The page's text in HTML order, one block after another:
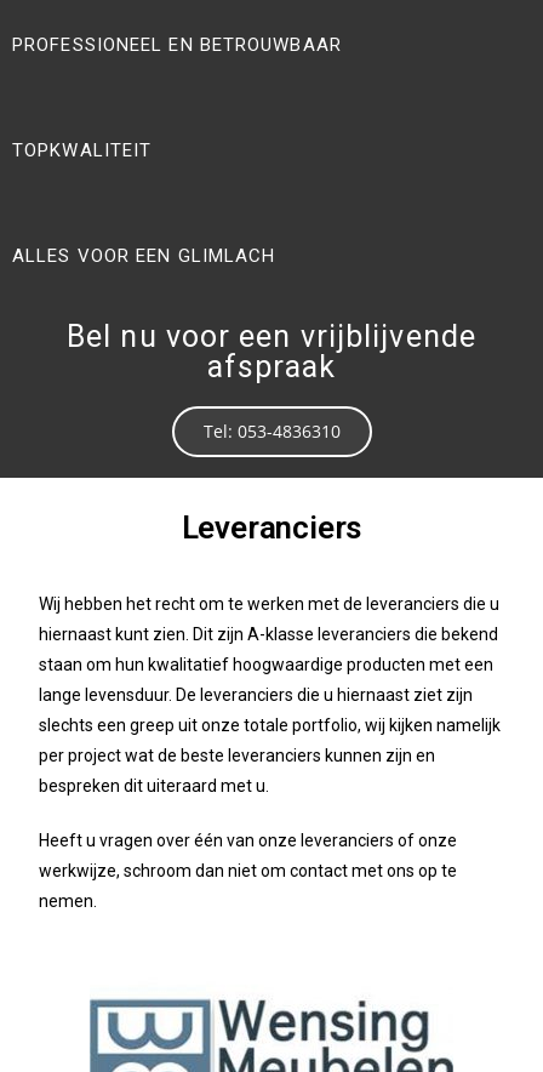
PROFESSIONEEL EN BETROUWBAAR
TOPKWALITEIT
ALLES VOOR EEN GLIMLACH
Bel nu voor een vrijblijvende
afspraak
Tel: 053-4836310
Leveranciers
Wij hebben het recht om te werken met de leveranciers die u
hiernaast kunt zien. Dit zijn A-klasse leveranciers die bekend
staan om hun kwalitatief hoogwaardige producten met een
lange levensduur. De leveranciers die u hiernaast ziet zijn
slechts een greep uit onze totale portfolio, wij kijken namelijk
per project wat de beste leveranciers kunnen zijn en
bespreken dit uiteraard met u.
Heeft u vragen over één van onze leveranciers of onze
werkwijze, schroom dan niet om contact met ons op te
nemen.